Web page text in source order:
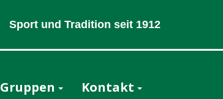
Sport und Tradition seit 1912
Gruppen Kontakt